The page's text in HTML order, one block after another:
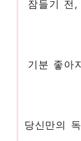
기분 좋